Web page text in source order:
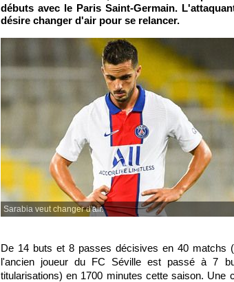
débuts avec le Paris Saint-Germain.
désire changer d'air pour se relancer.
Sarabia veut changer d'air.
De 14 buts et 8 passes décisives en 40 matchs
l'ancien joueur du FC Séville est passé à 7
titularisations) en 1700 minutes cette saison.